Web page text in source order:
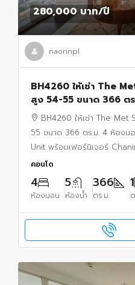
280,000 บาท/ปี
naorinpl
BH4260 ให้เช่า The
สูง 54-55 ขนาด 366 ต
เจ้าพระยา Rare Unit พ
BH4260 ให้เช่า The
55 ขนาด 366 ตร.ม. 4 ห้องนอ
Unit พร้อมเฟอร์นิเจอร์
คอนโด
4
ห้องนอน
5
ห้องน้ำ
366
ตร.ม.
1